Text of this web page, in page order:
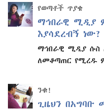
የወጣቶች ጥያቄ
ማኅበራዊ ሚዲያ
እያሳደረብኝ ነው?
ማኅበራዊ ሚዲያ ሱስ
ለመቆጣጠር የሚረዱ
ንቁ!
ጊዜህን በአግባቡ